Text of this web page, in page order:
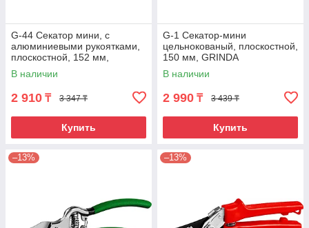
G-44 Секатор мини, с
алюминиевыми рукоятками,
плоскостной, 152 мм,
GRINDA
В наличии
2 910 ₸ 3 347 ₸
Купить
G-1 Секатор-мини
цельнокованый, плоскостной,
150 мм, GRINDA
В наличии
2 990 ₸ 3 439 ₸
Купить
–13% –13%